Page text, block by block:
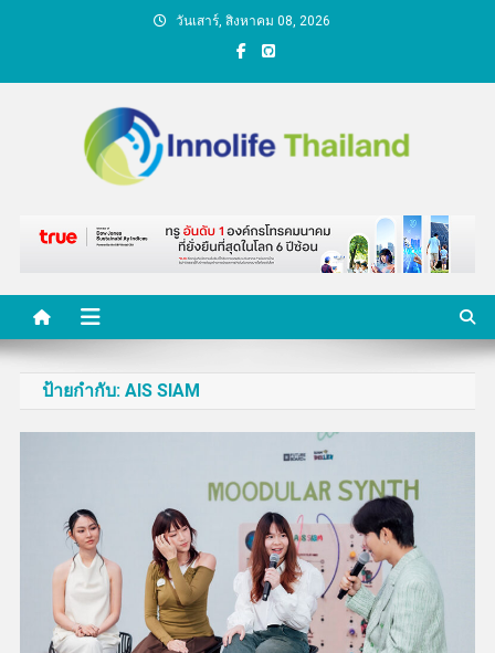
วันเสาร์, สิงหาคม 08, 2026
คนกับความคิด ชีวิตกับ
นวัตกรรม
ป้ายกำกับ: AIS SIAM